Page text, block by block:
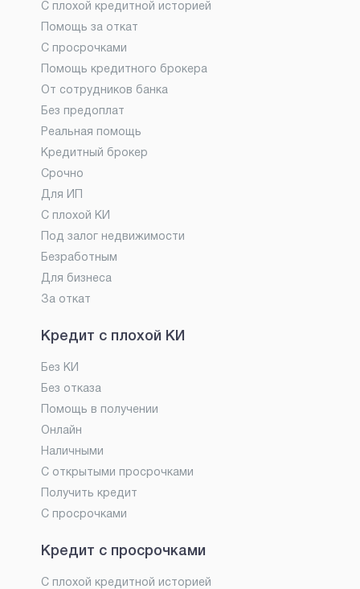
С плохой кредитной историей
Помощь за откат
С просрочками
Помощь кредитного брокера
От сотрудников банка
Без предоплат
Реальная помощь
Кредитный брокер
Срочно
Для ИП
С плохой КИ
Под залог недвижимости
Безработным
Для бизнеса
За откат
Кредит с плохой КИ
Без КИ
Без отказа
Помощь в получении
Онлайн
Наличными
С открытыми просрочками
Получить кредит
С просрочками
Кредит с просрочками
С плохой кредитной историей